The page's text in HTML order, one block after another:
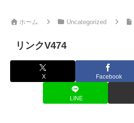
ホーム Uncategorized
リンクV474
X Facebook
LINE